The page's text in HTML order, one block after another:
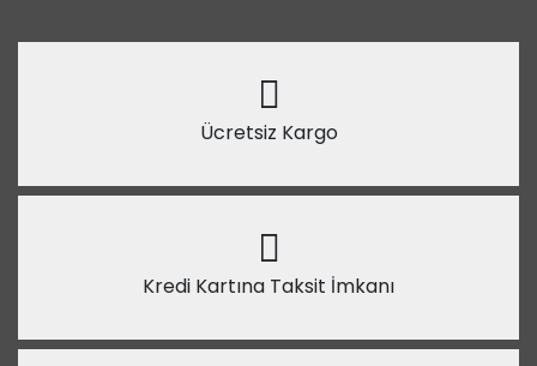
Ücretsiz Kargo
Kredi Kartına Taksit İmkanı